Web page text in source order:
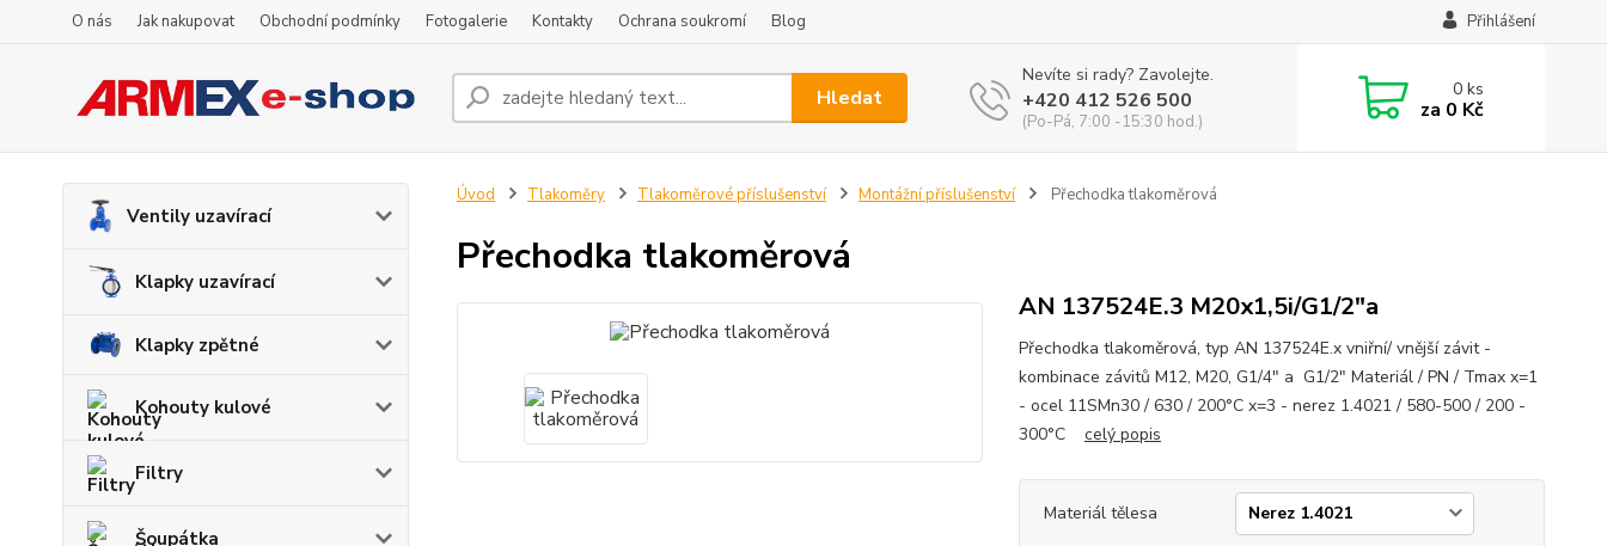
O nás Jak nakupovat Obchodní podmínky Fotogalerie Kontakty Ochrana soukromí Blog Přihlášení
Hledat
Nevíte si rady? Zavolejte.
+420 412 526 500
(Po-Pá, 7:00 -15:30 hod.)
0ks
za 0 Kč
Ventily uzavírací
Klapky uzavírací
Klapky zpětné
Kohouty kulové
Filtry
Šoupátka
Úvod Tlakoměry Tlakoměrové příslušenství Montážní příslušenství Přechodka tlakoměrová
Přechodka tlakoměrová
AN 137524E.3 M20x1,5i/G1/2"a
Přechodka tlakoměrová, typ AN 137524E.x vniřní/ vnější závit -
kombinace závitů M12, M20, G1/4" a G1/2" Materiál / PN / Tmax x=1
- ocel 11SMn30 / 630 / 200°C x=3 - nerez 1.4021 / 580-500 / 200 -
300°C celý popis
Materiál tělesa